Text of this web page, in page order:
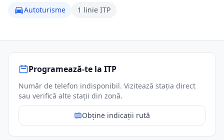
Autoturisme 1 linie ITP
Programează-te la ITP
Număr de telefon indisponibil. Vizitează stația direct
sau verifică alte stații din zonă.
Obține indicații rută